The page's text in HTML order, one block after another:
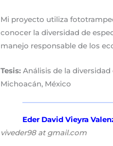
Mi proyecto utiliza
conocer la diversidad de
manejo responsable de los
Tesis: Análisis de la
Michoacán, México
Eder David Vieyra
viveder98 at gmail.com